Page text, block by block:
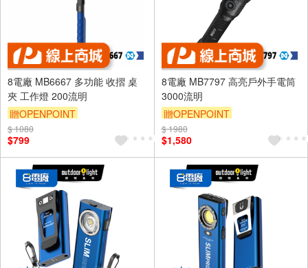
8電廠 MB6667 多功能 收摺 桌
夾 工作燈 200流明
贈OPENPOINT
$ 1080
$799
8電廠 MB7797 高亮戶外手電筒
3000流明
贈OPENPOINT
$ 1980
$1,580